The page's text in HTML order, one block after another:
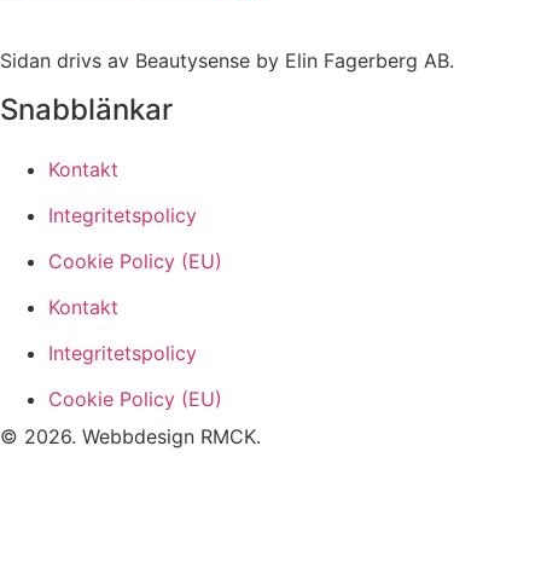
Sidan drivs av Beautysense by Elin Fagerberg AB.
Snabblänkar
Kontakt
Integritetspolicy
Cookie Policy (EU)
Kontakt
Integritetspolicy
Cookie Policy (EU)
© 2026. Webbdesign RMCK.